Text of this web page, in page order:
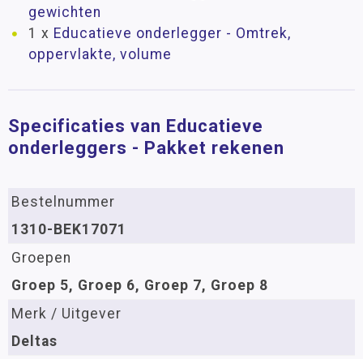
gewichten
1 x Educatieve onderlegger - Omtrek,
oppervlakte, volume
Specificaties van Educatieve
onderleggers - Pakket rekenen
Bestelnummer
1310-BEK17071
Groepen
Groep 5, Groep 6, Groep 7, Groep 8
Merk / Uitgever
Deltas